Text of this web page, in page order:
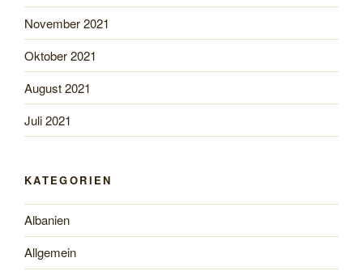
November 2021
Oktober 2021
August 2021
Juli 2021
KATEGORIEN
Albanien
Allgemein